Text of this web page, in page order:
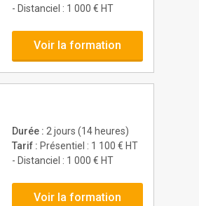
- Distanciel : 1 000 € HT
Voir la formation
Durée : 2 jours (14 heures)
Tarif : Présentiel : 1 100 € HT
- Distanciel : 1 000 € HT
Voir la formation